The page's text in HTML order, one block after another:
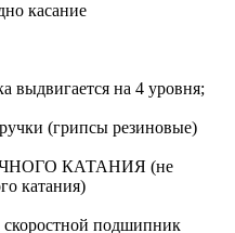
касание
выдвигается на 4 уровня;
(грипсы резиновые)
КАТАНИЯ (не
катания)
скоростной подшипник